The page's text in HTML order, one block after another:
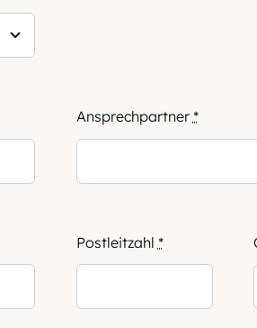
Ansprechpartner *
Postleitzahl *